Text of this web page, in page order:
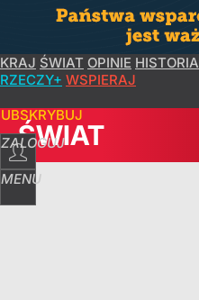
KRAJ ŚWIAT OPINIE HISTORIA
RZECZY+ WSPIERAJ
ZALOGUJ
MENU
ŚWIAT